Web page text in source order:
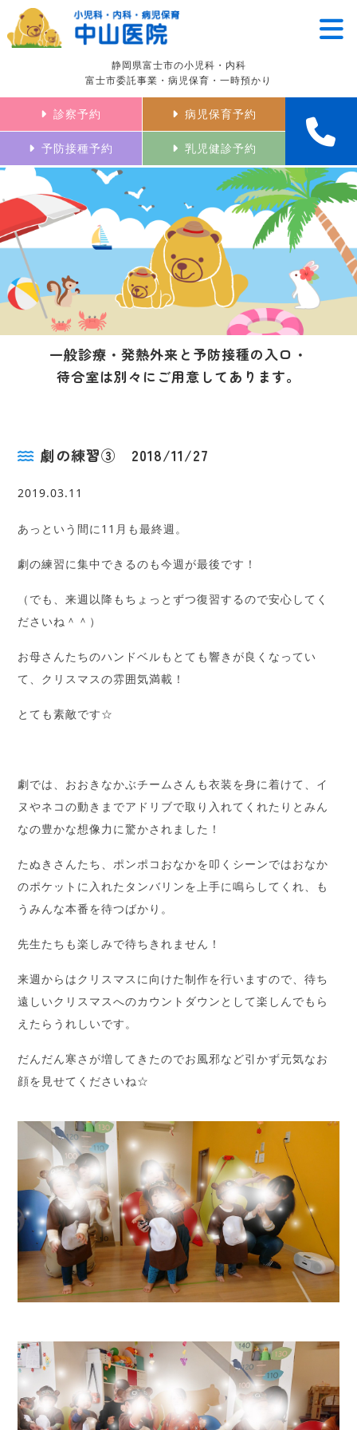
静岡県富士市の小児科・内科
富士市委託事業・病児保育・一時預かり
診察予約 病児保育予約
予防接種予約 乳児健診予約
一般診療・発熱外来と予防接種の入口・
待合室は別々にご用意してあります。
劇の練習③ 2018/11/27
2019.03.11
あっという間に11月も最終週。
劇の練習に集中できるのも今週が最後です！
（でも、来週以降もちょっとずつ復習するので安心してく
ださいね＾＾）
お母さんたちのハンドベルもとても響きが良くなってい
て、クリスマスの雰囲気満載！
とても素敵です☆
劇では、おおきなかぶチームさんも衣装を身に着けて、イ
ヌやネコの動きまでアドリブで取り入れてくれたりとみん
なの豊かな想像力に驚かされました！
たぬきさんたち、ポンポコおなかを叩くシーンではおなか
のポケットに入れたタンバリンを上手に鳴らしてくれ、も
うみんな本番を待つばかり。
先生たちも楽しみで待ちきれません！
来週からはクリスマスに向けた制作を行いますので、待ち
遠しいクリスマスへのカウントダウンとして楽しんでもら
えたらうれしいです。
だんだん寒さが増してきたのでお風邪など引かず元気なお
顔を見せてくださいね☆